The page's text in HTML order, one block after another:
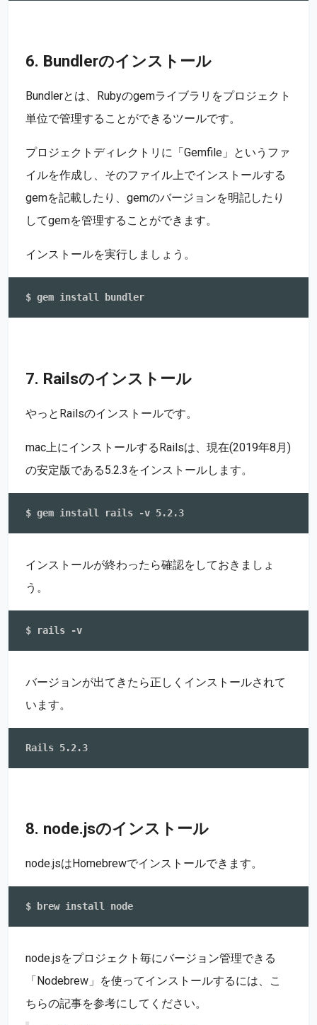
6. Bundlerのインストール
Bundlerとは、Rubyのgemライブラリをプロジェクト
単位で管理することができるツールです。
プロジェクトディレクトリに「Gemfile」というファ
イルを作成し、そのファイル上でインストールする
gemを記載したり、gemのバージョンを明記したり
してgemを管理することができます。
インストールを実行しましょう。
7. Railsのインストール
やっとRailsのインストールです。
mac上にインストールするRailsは、現在(2019年8月)
の安定版である5.2.3をインストールします。
インストールが終わったら確認をしておきましょ
う。
バージョンが出てきたら正しくインストールされて
います。
8. node.jsのインストール
node.jsはHomebrewでインストールできます。
node.jsをプロジェクト毎にバージョン管理できる
「Nodebrew」を使ってインストールするには、こ
ちらの記事を参考にしてください。